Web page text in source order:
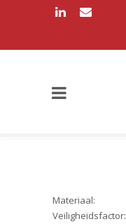
Materiaal:
Veiligheidsfactor: